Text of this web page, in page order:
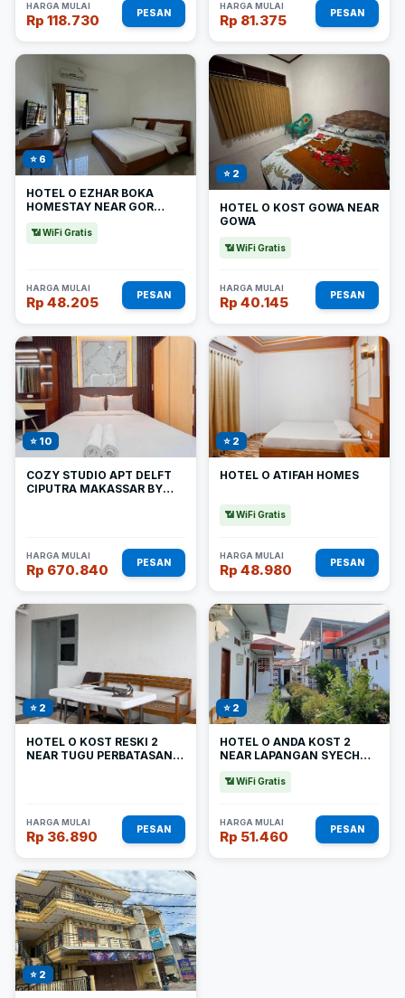
HARGA MULAI
Rp 118.730 PESAN
HARGA MULAI
Rp 81.375 PESAN
⭐ 6
HOTEL O EZHAR BOKA
HOMESTAY NEAR GOR
📶 WiFi Gratis
HARGA MULAI
Rp 48.205 PESAN
⭐ 2
HOTEL O KOST GOWA NEAR
GOWA
📶 WiFi Gratis
HARGA MULAI
Rp 40.145 PESAN
⭐ 10
COZY STUDIO APT DELFT
CIPUTRA MAKASSAR BY
HARGA MULAI
Rp 670.840 PESAN
⭐ 2
HOTEL O ATIFAH HOMES
📶 WiFi Gratis
HARGA MULAI
Rp 48.980 PESAN
⭐ 2
HOTEL O KOST RESKI 2
NEAR TUGU PERBATASAN
HARGA MULAI
Rp 36.890 PESAN
⭐ 2
HOTEL O ANDA KOST 2
NEAR LAPANGAN SYECH
📶 WiFi Gratis
HARGA MULAI
Rp 51.460 PESAN
⭐ 2